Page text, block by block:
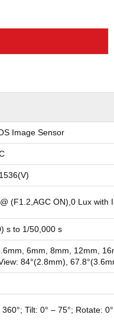
Image Sensor
(F1.2,AGC ON),0 Lux with
s to 1/50,000 s
6mm, 8mm, 12mm,
84°(2.8mm),
360°; Tilt: 0° – 75°; Rotate: